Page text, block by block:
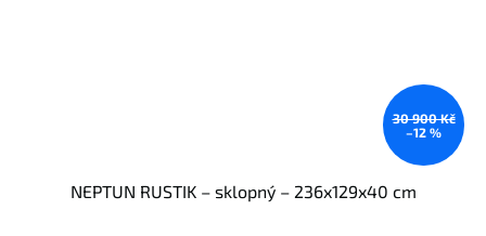
30 900 Kč
–12 %
NEPTUN RUSTIK – sklopný – 236x129x40 cm